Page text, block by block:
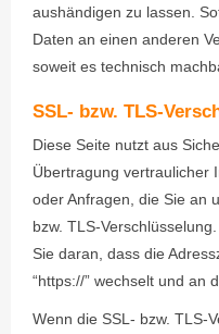
aushändigen zu lassen.
Daten an einen anderen
soweit es technisch
SSL- bzw. TLS-
Diese Seite nutzt aus
Übertragung vertraulicher
oder Anfragen, die Sie an
bzw. TLS-
Sie daran, dass die
“https://” wechselt und an
Wenn die SSL- bzw. TLS-